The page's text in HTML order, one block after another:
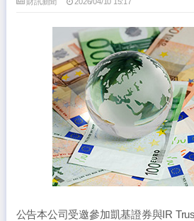
公告本公司受邀參加凱基證券與IR